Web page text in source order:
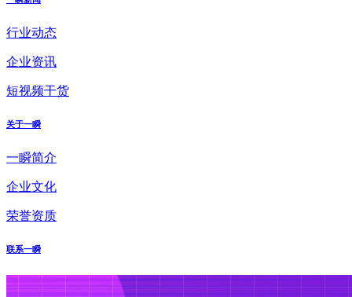
行业动态
企业资讯
短视频干货
关于一瞬
一瞬简介
企业文化
荣誉资质
联系一瞬